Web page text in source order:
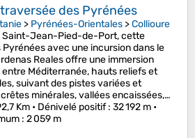
des Pyrénées
> Pyrénées-Orientales >Collioure
Saint-Jean-Pied-de-Port, cette
avec une incursion dans le
Reales offre une immersion
Méditerranée, hauts reliefs et
suivant des pistes variées et
minérales, vallées encaissées,…
Km • Dénivelé positif: 32 192 m •
: 2 059 m